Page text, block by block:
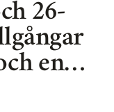
26-
en…